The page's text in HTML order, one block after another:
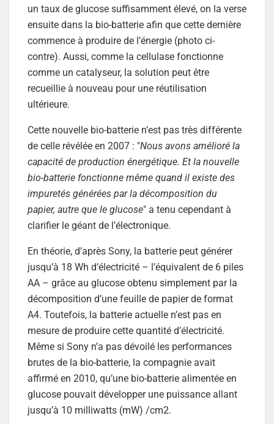
un taux de glucose suffisamment élevé, on la verse
ensuite dans la bio-batterie afin que cette dernière
commence à produire de l’énergie (photo ci-
contre). Aussi, comme la cellulase fonctionne
comme un catalyseur, la solution peut être
recueillie à nouveau pour une réutilisation
ultérieure.
Cette nouvelle bio-batterie n’est pas très différente
de celle révélée en 2007 : "Nous avons amélioré la
capacité de production énergétique. Et la nouvelle
bio-batterie fonctionne même quand il existe des
impuretés générées par la décomposition du
papier, autre que le glucose" a tenu cependant à
clarifier le géant de l’électronique.
En théorie, d’après Sony, la batterie peut générer
jusqu’à 18 Wh d’électricité – l’équivalent de 6 piles
AA – grâce au glucose obtenu simplement par la
décomposition d’une feuille de papier de format
A4. Toutefois, la batterie actuelle n’est pas en
mesure de produire cette quantité d’électricité.
Même si Sony n’a pas dévoilé les performances
brutes de la bio-batterie, la compagnie avait
affirmé en 2010, qu’une bio-batterie alimentée en
glucose pouvait développer une puissance allant
jusqu’à 10 milliwatts (mW) /cm2.